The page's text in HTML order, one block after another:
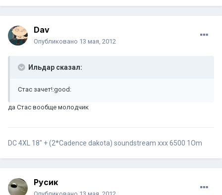
Dav
Опубликовано 13 мая, 2012
Ильдар сказал:
Стас зачет!:good:
да Стас вообще молодчик
DC 4XL 18" + (2*Cadence dakota) soundstream xxx 6500 1Om
Русик